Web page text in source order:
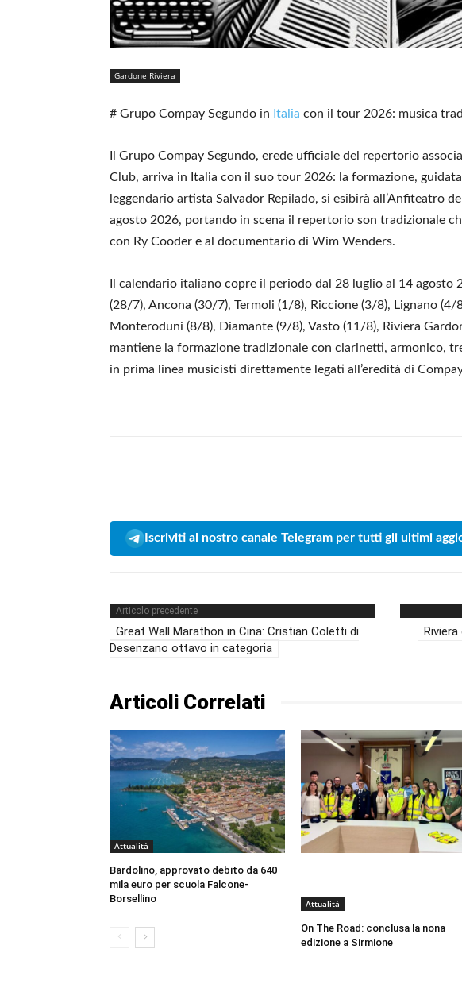
Gardone Riviera
# Grupo Compay Segundo in Italia con il tour 2026: musica
Il Grupo Compay Segundo, erede ufficiale del repertorio
Club, arriva in Italia con il suo tour 2026: la formazione,
leggendario artista Salvador Repilado, si esibirà all’Anfiteatro
agosto 2026, portando in scena il repertorio son tradizionale
con Ry Cooder e al documentario di Wim Wenders.
Il calendario italiano copre il periodo dal 28 luglio al 14 agosto
(28/7), Ancona (30/7), Termoli (1/8), Riccione (3/8), Lignano (4/
Monteroduni (8/8), Diamante (9/8), Vasto (11/8), Riviera
mantiene la formazione tradizionale con clarinetti, armonico,
in prima linea musicisti direttamente legati all’eredità di
Iscriviti al nostro canale Telegram per tutti gli ultimi
Articolo precedente
Great Wall Marathon in Cina: Cristian Coletti di
Desenzano ottavo in categoria
Articoli Correlati
Attualità
Bardolino, approvato debito da 640
mila euro per scuola Falcone-
Borsellino
Attualità
On The Road: conclusa la nona
edizione a Sirmione